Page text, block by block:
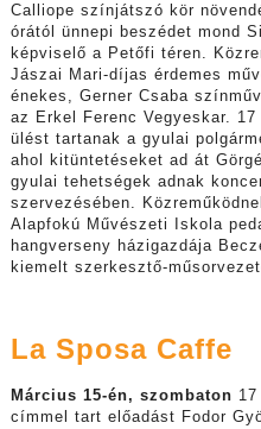
Calliope színjátszó kör
órától ünnepi beszédet mond
képviselő a Petőfi téren.
Jászai Mari-díjas érdemes
énekes, Gerner Csaba
az Erkel Ferenc Vegyeskar.
ülést tartanak a gyulai
ahol kitüntetéseket ad át
gyulai tehetségek adnak
szervezésében.
Alapfokú Művészeti Iskola
hangverseny házigazdája
kiemelt szerkesztő-
La Sposa Caffe
Március 15-én, szombaton
címmel tart előadást Fodor